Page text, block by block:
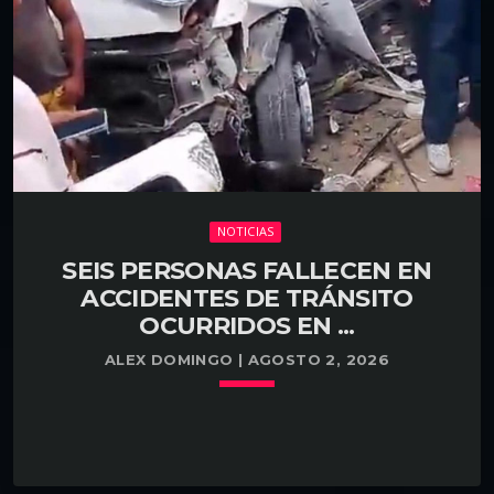
condiciones de vivienda de 120 familias en
comunidades vulnerables ubicadas dentro del área
de concesión de la empresa, desde Bávaro hasta
Miches. La […]
NOTICIAS
SEIS PERSONAS FALLECEN EN
ACCIDENTES DE TRÁNSITO
OCURRIDOS EN ...
ALEX DOMINGO | AGOSTO 2, 2026